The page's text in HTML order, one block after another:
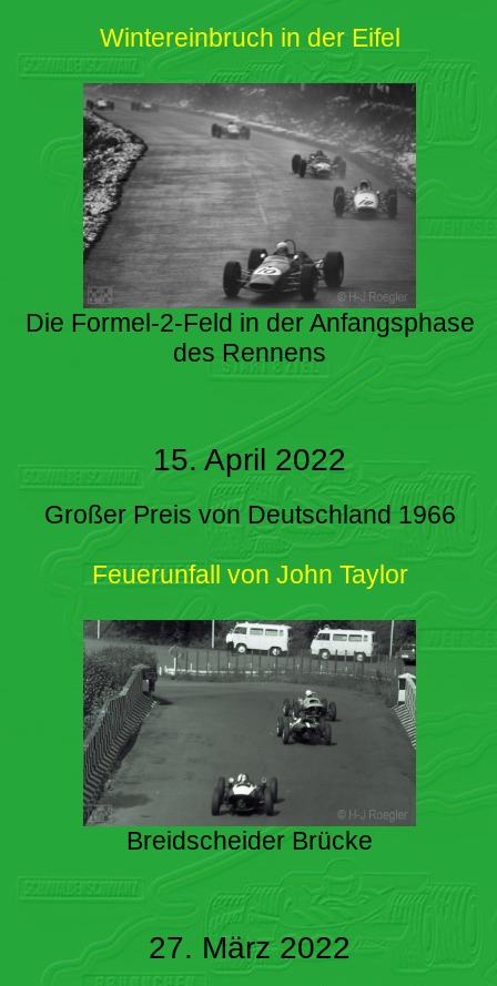
Wintereinbruch in der Eifel
Die Formel-2-Feld in der Anfangsphase
des Rennens
15. April 2022
Großer Preis von Deutschland 1966
Feuerunfall von John Taylor
Breidscheider Brücke
27. März 2022